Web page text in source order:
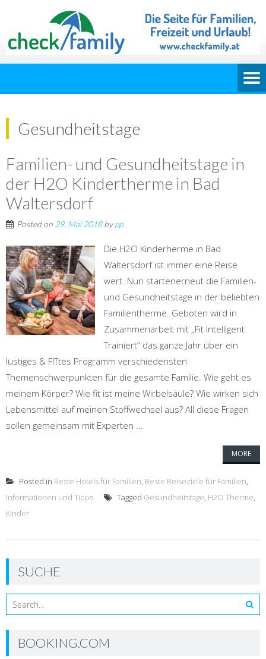
Gesundheitstage
Familien- und Gesundheitstage in
der H2O Kindertherme in Bad
Waltersdorf
Posted on 29. Mai 2018bypp
Die H2O Kinderherme in Bad
Waltersdorf ist immer eine Reise
wert. Nun startenerneut die Familien-
und Gesundheitstage in der beliebten
Familientherme. Geboten wird in
Zusammenarbeit mit „Fit Intelligent
Trainiert“ das ganze Jahr über ein
lustiges & FITtes Programm verschiedensten
Themenschwerpunkten für die gesamte Familie. Wie geht es
meinem Körper? Wie fit ist meine Wirbelsäule? Wie wirken sich
Lebensmittel auf meinen Stoffwechsel aus? All diese Fragen
sollen gemeinsam mit Experten ...
MORE
Posted in Beste Hotels für Familien, Beste Reiseziele für Familien,
Informationen und Tipps
Tagged Gesundheitstage, H2O Therme,
Kinder
SUCHE
BOOKING.COM